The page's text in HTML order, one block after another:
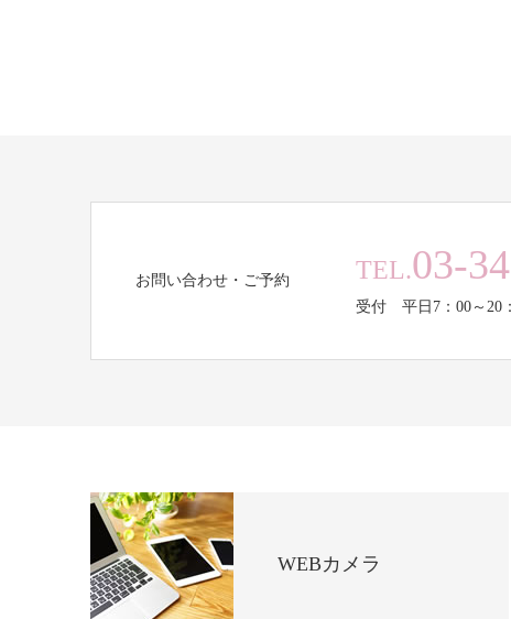
お問い合わせ・ご予約 TEL.03-
受付 平日7：00～20
WEBカメラ